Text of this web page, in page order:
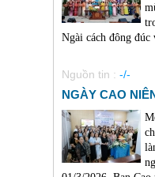
Ngài cách đông
Nguồn tin : -/-
NGÀY CAO